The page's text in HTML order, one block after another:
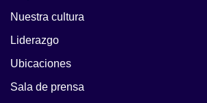
Nuestra cultura
Liderazgo
Ubicaciones
Sala de prensa